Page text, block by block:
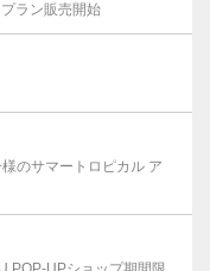
ラン販売開始
のサマートロピカル ア